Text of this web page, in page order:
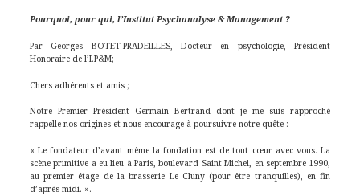
Pourquoi, pour qui, l’Institut Psychanalyse & Management ?
Par Georges BOTET-PRADEILLES, Docteur en psychologie, Président
Honoraire de l’I.P&M;
Chers adhérents et amis ;
Notre Premier Président Germain Bertrand dont je me suis rapproché
rappelle nos origines et nous encourage à poursuivre notre quête :
« Le fondateur d’avant même la fondation est de tout cœur avec vous. La
scène primitive a eu lieu à Paris, boulevard Saint Michel, en septembre 1990,
au premier étage de la brasserie Le Cluny (pour être tranquilles), en fin
d’après-midi. ».